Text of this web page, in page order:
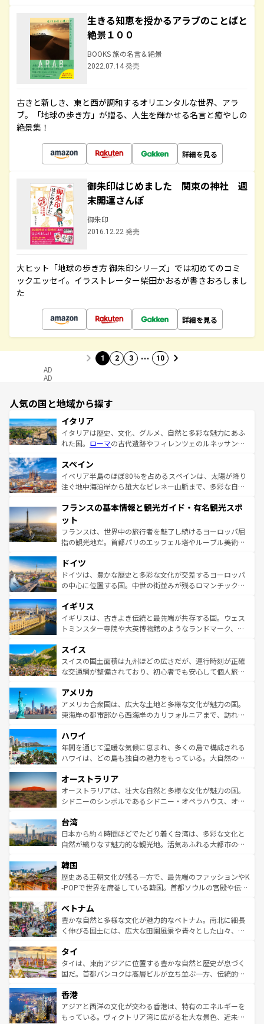
生きる知恵を授かるアラブのことばと
絶景１００
BOOKS 旅の名言＆絶景
2022.07.14 発売
古きと新しき、東と西が調和するオリエンタルな世界、アラ
ブ。「地球の歩き方」が贈る、人生を輝かせる名言と癒やしの
絶景集！
詳細を見る
御朱印はじめました 関東の神社 週
末開運さんぽ
御朱印
2016.12.22 発売
大ヒット「地球の歩き方 御朱印シリーズ」では初めてのコミ
ックエッセイ。イラストレーター柴田かおるが書きおろしまし
た
詳細を見る
1 2 3 … 10
AD
AD
人気の国と地域から探す
イタリア
イタリアは歴史、文化、グルメ、自然と多彩な魅力にあふ
れた国。 ローマの古代遺跡やフィレンツェのルネッサンス
ろん、トスカーナの美しい田園風景やアマルフィ海岸の絶
景など、自然景観も見逃せない。観光の合間には、本場の
ピザやパスタなど、絶品のイタリア料理を堪能することも
ませてくれるイタリアで、忘れられない旅をしてみよう！
なお、新着のイタリア情報は
しい。
スペイン
イベリア半島のほぼ80％を占めるスペインは、太陽が降り
注ぐ地中海沿岸から雄大なピレネー山脈まで、多彩な自然
文化が根付くこの国では、情熱的なフラメンコ、熱気あふ
れる闘牛、そして美味しいタパスが生活の一部となってい
る。首都マドリードの洗練された雰囲気や、バルセロナの
アートに溢れた街角から、地方では古代ローマ遺跡や中世
せる。地方によって風土や気候が異なるスペインはその個
性で訪れる人を魅了する。 なお、新着のスペイン情報は コ
ンテンツ一覧を参照してほしい。
フランスの基本情報と観光ガイド・有名観光スポ
ット
フランスは、世界中の旅行者を魅了し続けるヨーロッパ屈
指の観光地だ。首都パリのエッフェル塔やルーブル美術館
で、幅広い魅力が詰まっている。華麗な宮殿、歴史的な大
聖堂、美しいビーチ、そして豊かな自然が、訪れる者を心
から魅了する。また、フランスは美食の国としても知ら
いる。シャンパンの発祥地であるランス、プロヴァンスの
香り高いラベンダー畑など、多彩な楽しみ方が可能だ。さ
らに、パリ以外の地域にも魅力が溢れており、どの街角に
れる地方に足を運ぶとそれぞれで全く異なる文化を体験で
きるだろう。 なお、新着のフランス情報はコンテンツ一覧
を参照してほしい。
ドイツ
ドイツは、豊かな歴史と多彩な文化が交差するヨーロッパ
の中心に位置する国。中世の街並みが残るロマンチック街
顔を持つこの国は、どこを歩いても飽きることがない。ベ
ルリンの文化的活気、バイエルン州のアルプスの絶景、そ
してライン川沿いのワイン畑といった風景は必見。ビール
は、お酒好きな人にはぜひ体験してほしい。 なお、新着の
ドイツ情報はコンテンツ一覧を参照してほしい。
イギリス
イギリスは、古きよき伝統と最先端が共存する国。ウェス
トミンスター寺院や大英博物館のようなランドマーク、歴
リアごとに異なる魅力がある。また、優雅なアフタヌーン
ティー、ビール好きにはたまらない英国パブ、サッカー観
戦など、本場だからこそできる体験も豊富。イギリスを旅
ンツ一覧を参照してほしい。
スイス
スイスの国土面積は九州ほどの広さだが、運行時刻が正確
な交通網が整備されており、初心者でも安心して個人旅行
の建物がそのまま残る町や、スイスならではのユニークな
博物館もあり、アルプス観光だけでなく町歩きも満喫する
ことができる。国民の所得が高いため物価も高いが、旅行
ば市内交通費無料で観光を楽しむこともできる。 なお、新
着のスイス情報はコンテンツ一覧 を参照してほしい。
アメリカ
アメリカ合衆国は、広大な土地と多様な文化が魅力の国。
東海岸の都市部から西海岸のカリフォルニアまで、訪れる
のような巨大都市は、観光、ショッピング、エンターテイ
ンメントが詰まった刺激的なスポットだ。一方、アメリカ
西部には大自然が広がり、グランドキャニオンやイエロー
部のニューオーリンズでは、音楽と美食が融合した独特の
文化が魅力。旅行者はアメリカの各地域で異なる魅力を楽
しみながら、その多様性と豊かな歴史を感じることができ
ならではの贅沢な旅のスタイルだ。 なお、新着のアメリカ
情報はコンテンツ一覧を参照してほしい。
ハワイ
年間を通じて温暖な気候に恵まれ、多くの島で構成される
ハワイは、どの島も独自の魅力をもっている。大自然の神
ワイ島は見逃せない。また、定番の観光地といえばオアフ
島だが、静かな自然を求めるならマウイ島やカウアイ島が
おすすめ。エメラルドグリーンに輝く海をはじめ、豊かな
れるおもてなしの心で訪れる人々を迎えてくれるハワイの
人々、おいしいローカルフードやハワイアンミュージッ
ク、伝統的なフラダンスなど、すべてがハワイの魅力を彩
ワイを、存分に味わってほしい。 なお、新着のハワイ情報
はコンテンツ一覧を参照してほしい。
オーストラリア
オーストラリアは、壮大な自然と多様な文化が魅力の国。
シドニーのシンボルであるシドニー・オペラハウス、オー
リアリーフや大陸中央部にそびえるウルル（エアーズロッ
ク）、タスマニアの美しい原生林やケアンズの熱帯雨林な
ど、見どころがたくさん。また、カフェやワイン、オージ
いる。アクティビティも充実しており、サーフィンやダイ
ビング、ハイキングなど、アウトドア好きにはたまらな
い。オーストラリアの多彩な魅力を存分に味わいつくそ
参照してほしい。
台湾
日本から約４時間ほどでたどり着く台湾は、多彩な文化と
自然が織りなす魅力的な観光地。活気あふれる大都市の台
ン）、静ひつな山岳地帯である台湾東部など、都市の喧騒
と山間の静けさが共存しており、訪れる人に新しい発見と
驚きをもたらしてくれる。また、奥深い台湾の食文化も魅
容にもいいと評判のスイーツなど、バラエティ豊かな料理
が味わえる。 なお、新着の台湾情報は コンテンツ一覧を参
照してほしい。
韓国
歴史ある王朝文化が残る一方で、最先端のファッションやK
-POPで世界を席巻している韓国。首都ソウルの宮殿や伝統
き、地方に足を延ばせば四季折々の自然美を楽しむことが
できる。そして、キムチや焼肉、絶品のストリートフード
まで、さまざまな韓国料理が待っている。夜には、韓国な
リティに包まれながら、韓国の多彩な魅力を心ゆくまで味
わってみてほしい。 なお、新着の韓国情報はコンテンツ一
覧を参照してほしい。
ベトナム
豊かな自然と多様な文化が魅力的なベトナム。南北に細長
く伸びる国土には、広大な田園風景や青々とした山々、世
急速な発展と共に伝統が息づく。ハノイの古い町並みやホ
ーチミン市のフランス統治時代の建物も、独特の雰囲気を
醸し出している。また、バラエティの豊かさとおいしさで
とつ。フォーやバインミー、ベトナムコーヒーなどは、ぜ
ひ現地で味わいたい。どの地域を訪れてもあたたかい人々
が旅行者を迎えてくれるので、きっと忘れられない旅にな
タイ
タイは、東南アジアに位置する豊かな自然と歴史が息づく
国だ。首都バンコクは高層ビルが立ち並ぶ一方、伝統的な
の活気が交差している。北部ではチェンマイなどの山岳地
帯で自然と触れ合い、南部ではプーケットやクラビの美し
いビーチでリゾート気分を楽しむことができる。タイ料理
香港
アジアと西洋の文化が交わる香港は、特有のエネルギーを
もっている。ヴィクトリア湾に広がる壮大な景色、近未来